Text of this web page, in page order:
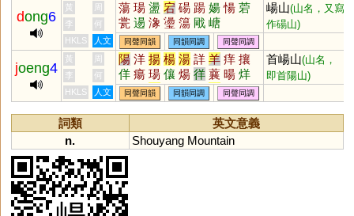
dong6
黃 周 蕩 瑒 盪 宕 碭 踼 婸 愓 菪
瓽 逿 潒 璗 簜 戙 嵣
崵山(山名，又寫
作碭山)
李
何
HKLS
人文 同聲同韻 同韻同調 同聲同調
joeng4
黃 周 陽 洋 揚 楊 湯 詳 羊 痒 攘
佯 瘍 瑒 儴 煬 徉 蘘 暘 烊
颺 垟 瀼 穰 禳 蛘 昜 蝆 眻
獽 珜 鐊 鸉 勷 禓 鍚
首崵山(山名，
即首陽山)
李
何
HKLS
人文 同聲同韻 同韻同調 同聲同調
詞類
英文意義
n.
Shouyang Mountain